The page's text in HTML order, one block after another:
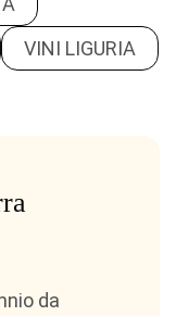
VINI LIGURIA
da